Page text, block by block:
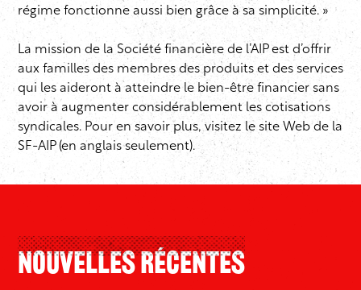
régime fonctionne aussi bien grâce à sa simplicité. »
La mission de la Société financière de l’AIP est d’offrir
aux familles des membres des produits et des services
qui les aideront à atteindre le bien-être financier sans
avoir à augmenter considérablement les cotisations
syndicales. Pour en savoir plus, visitez le site Web de la
SF-AIP (en anglais seulement).
Nouvelles Récentes